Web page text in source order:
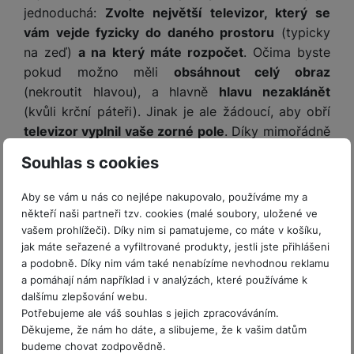
Souhlas s cookies
Aby se vám u nás co nejlépe nakupovalo, používáme my a
někteří naši partneři tzv. cookies (malé soubory, uložené ve
vašem prohlížeči). Díky nim si pamatujeme, co máte v košíku,
jak máte seřazené a vyfiltrované produkty, jestli jste přihlášeni
a podobně. Díky nim vám také nenabízíme nevhodnou reklamu
a pomáhají nám například i v analýzách, které používáme k
dalšímu zlepšování webu.
Potřebujeme ale váš souhlas s jejich zpracováváním.
Děkujeme, že nám ho dáte, a slibujeme, že k vašim datům
budeme chovat zodpovědně.
jednoduchá: Zvolte největší televizor, který se
vám vejde fyzicky do daného prostoru (typicky
na zeď)a na který máte rozpočet. Očima byste
pokud možno měli obsáhnout celý obraz
(nekroutit hlavou), a hlavně hlavu nezaklánět
(kvůli krční páteři). Jinak je ale žádoucí, aby obří
televizor vyplnil vaše zorné pole. Díky mimořádně
Infinity One a stylovému stojanu je navíc tato
ultratenká televize ozdobou jakékoli místnosti.